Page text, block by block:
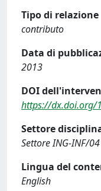
Tipo di relazione
contributo
Data di
2013
DOI
https://dx.doi.org/
Settore
Settore ING-INF/04
Lingua del
English